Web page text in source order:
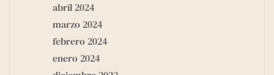
abril 2024
marzo 2024
febrero 2024
enero 2024